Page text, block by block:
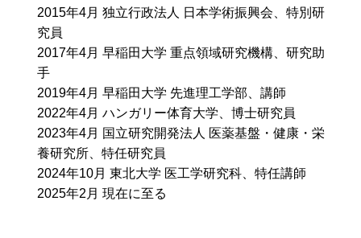
2015年4月 独立行政法人 日本学術振興会、特別研
究員
2017年4月 早稲田大学 重点領域研究機構、研究助
手
2019年4月 早稲田大学 先進理工学部、講師
2022年4月 ハンガリー体育大学、博士研究員
2023年4月 国立研究開発法人 医薬基盤・健康・栄
養研究所、特任研究員
2024年10月 東北大学 医工学研究科、特任講師
2025年2月 現在に至る